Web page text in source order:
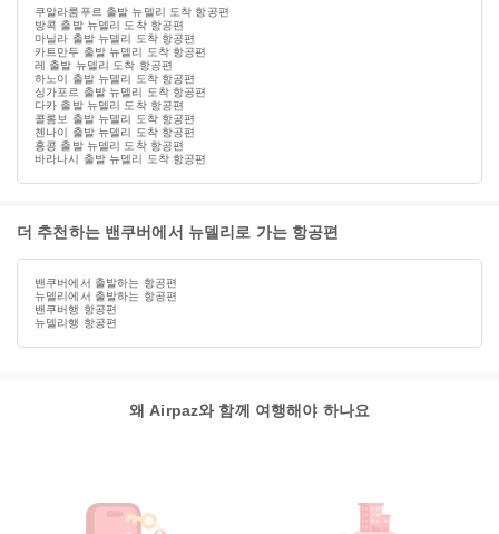
쿠알라룸푸르 출발 뉴델리 도착 항공편
방콕 출발 뉴델리 도착 항공편
마닐라 출발 뉴델리 도착 항공편
카트만두 출발 뉴델리 도착 항공편
레 출발 뉴델리 도착 항공편
하노이 출발 뉴델리 도착 항공편
싱가포르 출발 뉴델리 도착 항공편
다카 출발 뉴델리 도착 항공편
콜롬보 출발 뉴델리 도착 항공편
첸나이 출발 뉴델리 도착 항공편
홍콩 출발 뉴델리 도착 항공편
바라나시 출발 뉴델리 도착 항공편
더 추천하는 밴쿠버에서 뉴델리로 가는 항공편
밴쿠버에서 출발하는 항공편
뉴델리에서 출발하는 항공편
밴쿠버행 항공편
뉴델리행 항공편
왜 Airpaz와 함께 여행해야 하나요